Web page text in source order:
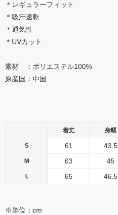
＊レギュラーフィット
＊吸汗速乾
＊通気性
＊UVカット
素材 ：ポリエステル100%
原産国：中国
着丈 身幅
S 61 43.5
M 63 45
L 65 46.5
※単位：cm